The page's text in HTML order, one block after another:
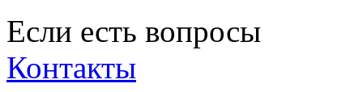
Если есть вопросы
Контакты